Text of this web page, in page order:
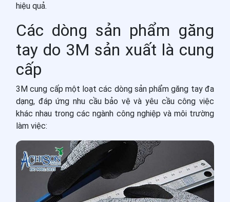
hiệu quả.
Các dòng sản phẩm găng
tay do 3M sản xuất là cung
cấp
3M cung cấp một loạt các dòng sản phẩm găng tay đa
dạng, đáp ứng nhu cầu bảo vệ và yêu cầu công việc
khác nhau trong các ngành công nghiệp và môi trường
làm việc: